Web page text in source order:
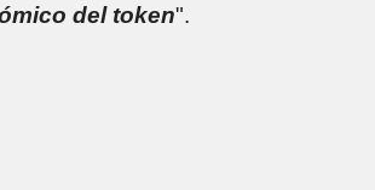
del token".